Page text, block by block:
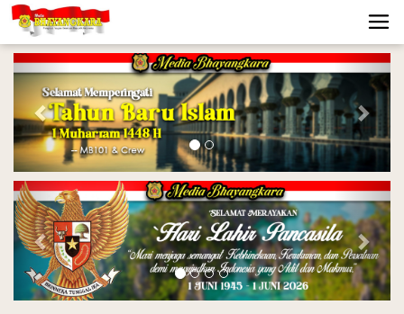
Previous Next
Previous Next